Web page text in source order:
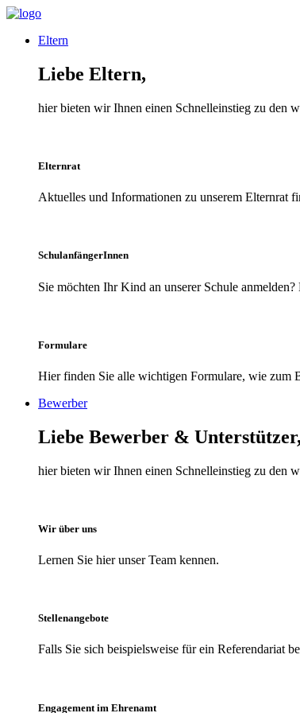
Eltern
Liebe Eltern,
hier bieten wir Ihnen einen Schnelleinstieg zu den
Elternrat
Aktuelles und Informationen zu unserem Elternrat
SchulanfängerInnen
Sie möchten Ihr Kind an unserer Schule
Formulare
Hier finden Sie alle wichtigen Formulare, wie zum
Bewerber
Liebe Bewerber & Unterstützer,
hier bieten wir Ihnen einen Schnelleinstieg zu den
Wir über uns
Lernen Sie hier unser Team kennen.
Stellenangebote
Falls Sie sich beispielsweise für ein Referendariat
Engagement im Ehrenamt